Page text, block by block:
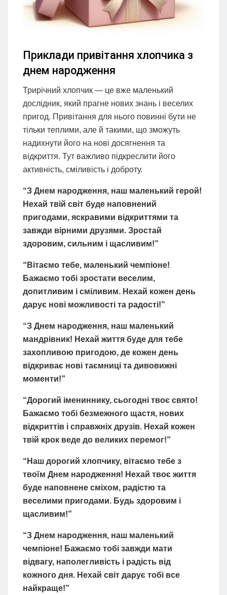
Приклади привітання хлопчика з
днем народження
Трирічний хлопчик — це вже маленький
дослідник, який прагне нових знань і веселих
пригод. Привітання для нього повинні бути не
тільки теплими, але й такими, що зможуть
надихнути його на нові досягнення та
відкриття. Тут важливо підкреслити його
активність, сміливість і доброту.
“З Днем народження, наш маленький герой!
Нехай твій світ буде наповнений
пригодами, яскравими відкриттями та
завжди вірними друзями. Зростай
здоровим, сильним і щасливим!”
“Вітаємо тебе, маленький чемпіоне!
Бажаємо тобі зростати веселим,
допитливим і сміливим. Нехай кожен день
дарує нові можливості та радості!”
“З Днем народження, наш маленький
мандрівник! Нехай життя буде для тебе
захопливою пригодою, де кожен день
відкриває нові таємниці та дивовижні
моменти!”
“Дорогий імениннику, сьогодні твоє свято!
Бажаємо тобі безмежного щастя, нових
відкриттів і справжніх друзів. Нехай кожен
твій крок веде до великих перемог!”
“Наш дорогий хлопчику, вітаємо тебе з
твоїм Днем народження! Нехай твоє життя
буде наповнене сміхом, радістю та
веселими пригодами. Будь здоровим і
щасливим!”
“З Днем народження, наш маленький
чемпіоне! Бажаємо тобі завжди мати
відвагу, наполегливість і радість від
кожного дня. Нехай світ дарує тобі все
найкраще!”